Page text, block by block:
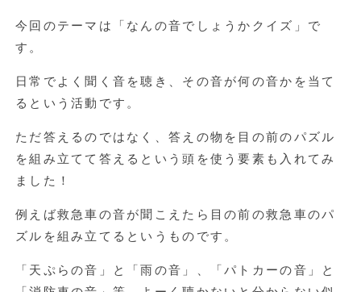
今回のテーマは「なんの音でしょうかクイズ」で
す。
日常でよく聞く音を聴き、その音が何の音かを当て
るという活動です。
ただ答えるのではなく、答えの物を目の前のパズル
を組み立てて答えるという頭を使う要素も入れてみ
ました！
例えば救急車の音が聞こえたら目の前の救急車のパ
ズルを組み立てるというものです。
「天ぷらの音」と「雨の音」、「パトカーの音」と